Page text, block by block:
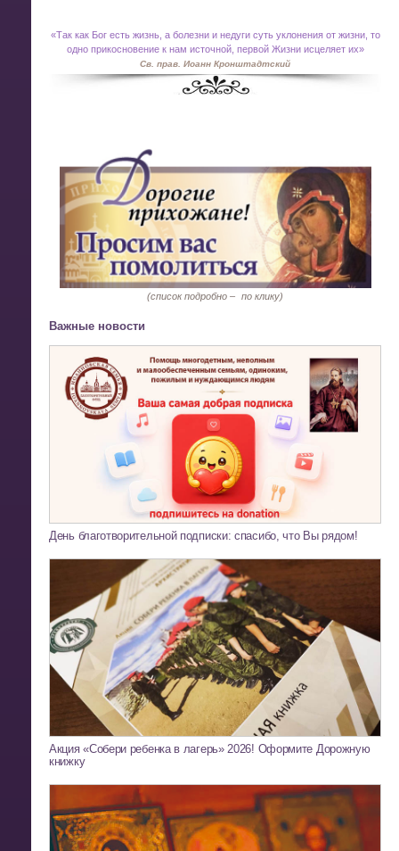
«Так как Бог есть жизнь, а болезни и недуги суть уклонения от жизни, то
одно прикосновение к нам источной, первой Жизни исцеляет их»
Св. прав. Иоанн Кронштадтский
(список подробно – по клику)
Важные новости
День благотворительной подписки: спасибо, что Вы рядом!
Акция «Собери ребенка в лагерь» 2026! Оформите Дорожную
книжку